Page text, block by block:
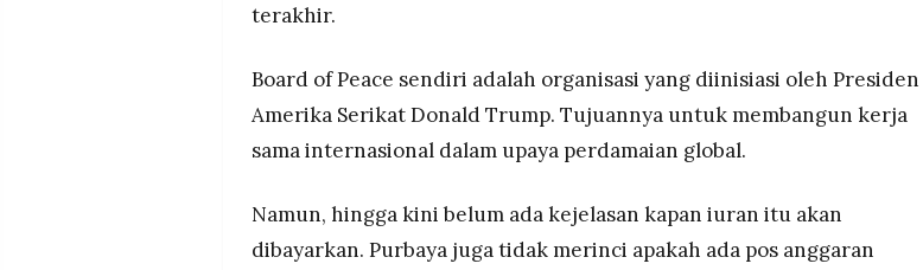
terakhir.
Board of Peace sendiri adalah organisasi yang diinisiasi oleh Presiden
Amerika Serikat Donald Trump. Tujuannya untuk membangun kerja
sama internasional dalam upaya perdamaian global.
Namun, hingga kini belum ada kejelasan kapan iuran itu akan
dibayarkan. Purbaya juga tidak merinci apakah ada pos anggaran